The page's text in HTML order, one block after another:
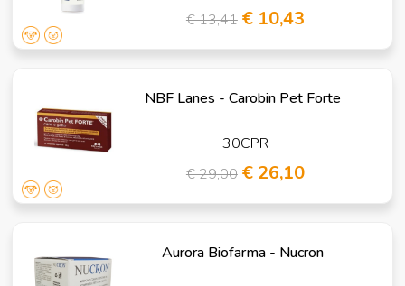
€ 13,41 € 10,43
NBF Lanes - Carobin Pet Forte
30CPR
€ 29,00 € 26,10
Aurora Biofarma - Nucron